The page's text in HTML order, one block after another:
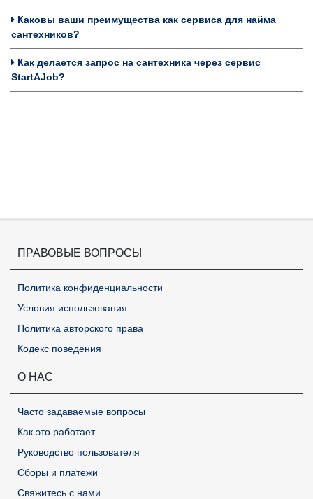
Каковы ваши преимущества как сервиса для найма
сантехников?
Как делается запрос на сантехника через сервис
StartAJob?
ПРАВОВЫЕ ВОПРОСЫ
Политика конфиденциальности
Условия использования
Политика авторского права
Кодекс поведения
О НАС
Часто задаваемые вопросы
Как это работает
Руководство пользователя
Сборы и платежи
Свяжитесь с нами